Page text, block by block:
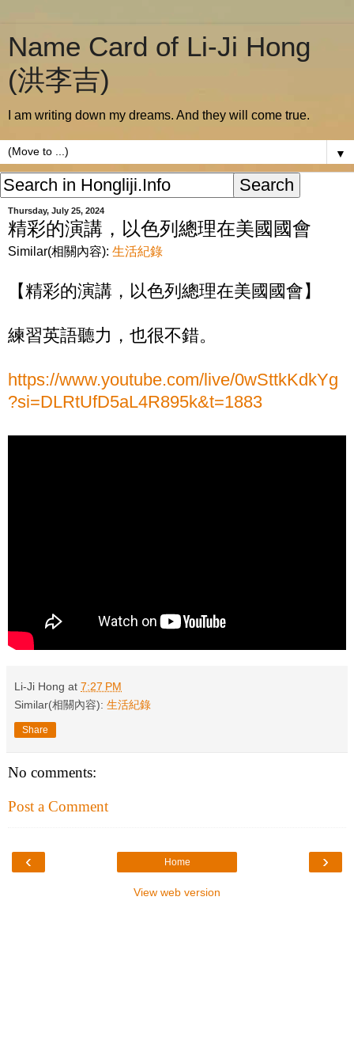
Name Card of Li-Ji Hong
(洪李吉)
I am writing down my dreams. And they will come true.
▼
Thursday, July 25, 2024
精彩的演講，以色列總理在美國國會
Similar(相關內容): 生活紀錄
【精彩的演講，以色列總理在美國國會】
練習英語聽力，也很不錯。
https://www.youtube.com/live/0wSttkKdkYg
?si=DLRtUfD5aL4R895k&t=1883
Li-Ji Hong at 7:27 PM
Similar(相關內容): 生活紀錄
Share
No comments:
Post a Comment
‹ ›
Home
View web version